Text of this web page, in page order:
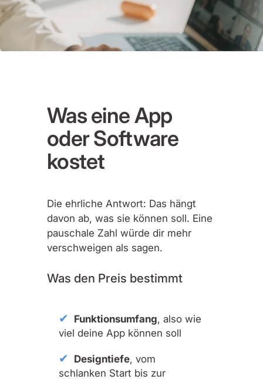
Was eine App
oder Software
kostet
Die ehrliche Antwort: Das hängt
davon ab, was sie können soll. Eine
pauschale Zahl würde dir mehr
verschweigen als sagen.
Was den Preis bestimmt
Funktionsumfang, also wie
viel deine App können soll
Designtiefe, vom
schlanken Start bis zur